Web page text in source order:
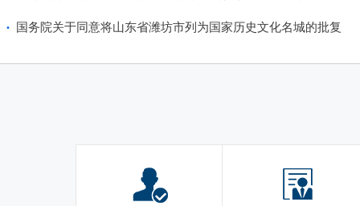
· 国务院关于同意将山东省潍坊市列为国家历史文化名城的批复